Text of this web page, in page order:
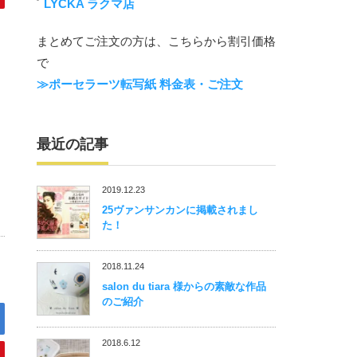
LYCKA ラクマ店
まとめてご注文の方は、こちらから割引価格
で
≫ポーセラーツ転写紙 料金表・ご注文
最近の記事
2019.12.23
25ヴァンサンカンに掲載されまし
た！
2018.11.24
salon du tiara 様からの素敵な作品
のご紹介
2018.6.12